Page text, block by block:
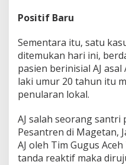
Positif Baru
Sementara itu, satu
ditemukan hari ini,
pasien berinisial AJ
laki umur 20 tahun itu
penularan lokal.
AJ salah seorang santri
Pesantren di Magetan,
AJ oleh Tim Gugus
tanda reaktif maka